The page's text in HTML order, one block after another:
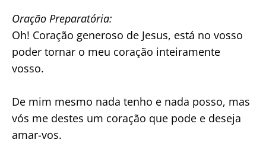
Oração Preparatória:
Oh! Coração generoso de Jesus, está no vosso
poder tornar o meu coração inteiramente
vosso.
De mim mesmo nada tenho e nada posso, mas
vós me destes um coração que pode e deseja
amar-vos.